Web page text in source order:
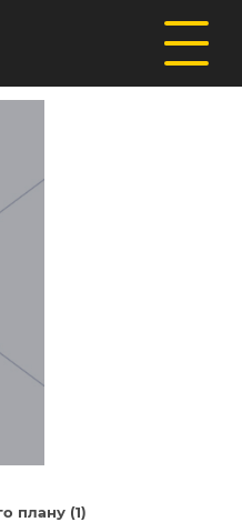
плану (1)